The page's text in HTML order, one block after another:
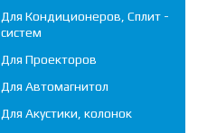
Для Кондиционеров, Сплит -
систем
Для Проекторов
Для Автомагнитол
Для Акустики, колонок